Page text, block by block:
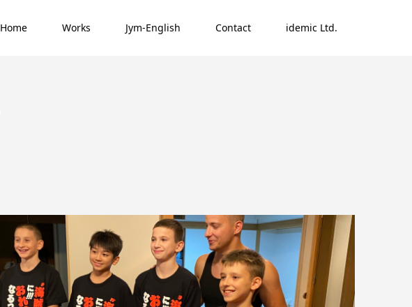
Home Works Jym-English Contact idemic Ltd.